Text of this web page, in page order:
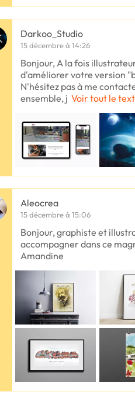
Darkoo_Studio
15 décembre à 14:26
Bonjour, A la fois
d'améliorer votre version
N'hésitez pas à me
ensemble, j Voir tout le
Aleocrea
15 décembre à 15:06
Bonjour, graphiste et
accompagner dans ce
Amandine